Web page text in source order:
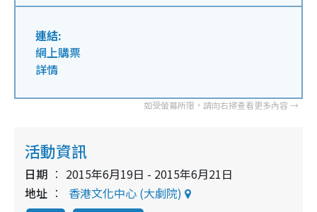
連結:
網上購票
詳情
活動資訊
日期
2015年6月19日 - 2015年6月21日
地址
香港文化中心 (大劇院)